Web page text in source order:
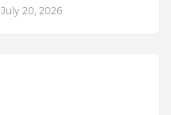
July 20, 2026